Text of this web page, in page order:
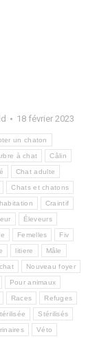
18 février 2023
un chaton
à chat Câlin
Chat adulte
Chats et chatons
Craintif
Éleveurs
Femelles Fiv
litiere Mâle
Nouveau foyer
Pour animaux
Races Refuges
Stérilisés
Véto